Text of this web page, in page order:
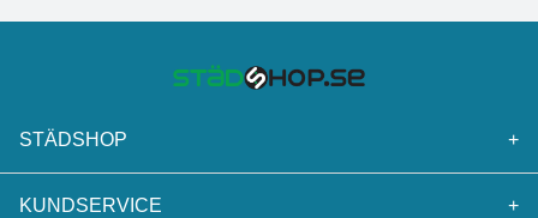
STÄDSHOP +
KUNDSERVICE +